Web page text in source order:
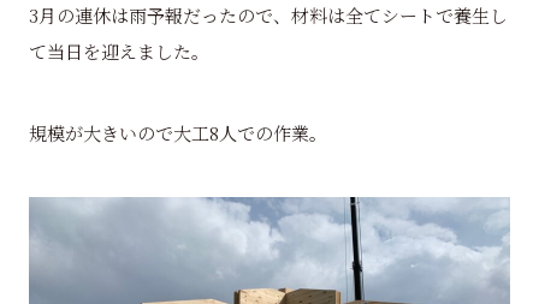
3月の連休は雨予報だったので、材料は全てシートで養生し
て当日を迎えました。
規模が大きいので大工8人での作業。